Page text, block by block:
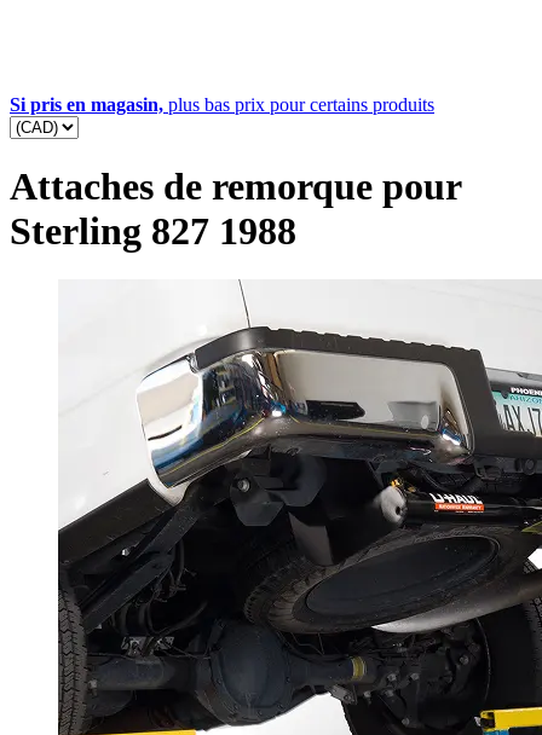
Si pris en magasin, plus bas prix pour certains produits
Attaches de remorque pour
Sterling 827 1988